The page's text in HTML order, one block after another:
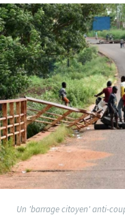
Un 'barrage citoyen' anti-